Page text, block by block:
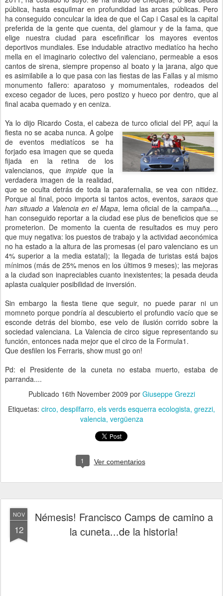
pública, hasta esquilmar en profundidad las arcas públicas. Pero
ha conseguido conculcar la idea de que el Cap i Casal es la capital
preferida de la gente que cuenta, del glamour y de la fama, que
elige nuestra ciudad para escefinificar los mayores eventos
deportivos mundiales. Ese indudable atractivo mediatíco ha hecho
mella en el imaginario colectivo del valenciano, permeable a esos
cantos de sirena, siempre propenso al boato y la jarana, algo que
es asimilabile a lo que pasa con las fiestas de las Fallas y al mismo
monumento fallero: aparatoso y momumentales, rodeados del
exceso cegador de luces, pero postizo y hueco por dentro, que al
final acaba quemado y en ceniza.
Ya lo dijo Ricardo Costa, el cabeza de turco oficial del PP, aquí la
fiesta no se acaba nunca. A golpe
de eventos mediatícos se ha
forjado esa imagen que se queda
fijada en la retina de los
valencianos, que impide que la
verdadera imagen de la realidad,
que se oculta detrás de toda la parafernalia, se vea con nitidez.
Porque al final, poco importa si tantos actos, eventos, saraosque
han situado a Valencia en el Mapa, lema oficial de la campaña...,
han conseguido reportar a la ciudad ese plus de beneficios que se
prometerion. De momento la cuenta de resultados es muy pero
que muy negativa: los puestos de trabajo y la actividad aeconómica
no ha estado a la altura de las promesas (el paro valenciano es un
4% superior a la media estatal); la llegada de turistas está bajos
mínimos (más de 25% menos en los últimos 9 meses); las mejoras
a la ciudad son inapreciables cuanto inexistentes; la pesada deuda
aplasta cualquier posibilidad de inversión.
Sin embargo la fiesta tiene que seguir, no puede parar ni un
momneto porque pondría al descubierto el profundio vacío que se
esconde detrás del biombo, ese velo de ilusión corrido sobre la
sociedad valenciana. La Valencia de circo sigue representando su
función, entonces nada mejor que el circo de la Formula1.
Que desfilen los Ferraris, show must go on!
Pd: el Presidente de la cuneta no estaba muerto, estaba de
parranda....
Publicado 16th November 2009 por Giuseppe Grezzi
Etiquetas: circo despilfarro els verds esquerra ecologista grezzi
valencia vergüenza
1 Ver comentarios
NOV
12
Némesis! Francisco Camps de camino a
la cuneta...de la historia!